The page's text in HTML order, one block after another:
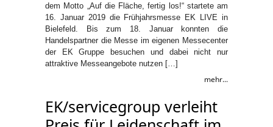
dem Motto „Auf die Fläche, fertig los!“ startete am
16. Januar 2019 die Frühjahrsmesse EK LIVE in
Bielefeld. Bis zum 18. Januar konnten die
Handelspartner die Messe im eigenen Messecenter
der EK Gruppe besuchen und dabei nicht nur
attraktive Messeangebote nutzen […]
mehr...
EK/servicegroup verleiht